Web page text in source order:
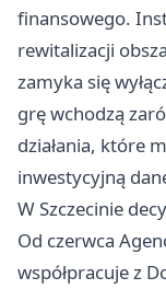
finansowego.
rewitalizacji
zamyka się
grę wchodzą
działania, które
inwestycyjną
W Szczecinie
Od czerwca
współpracuje z